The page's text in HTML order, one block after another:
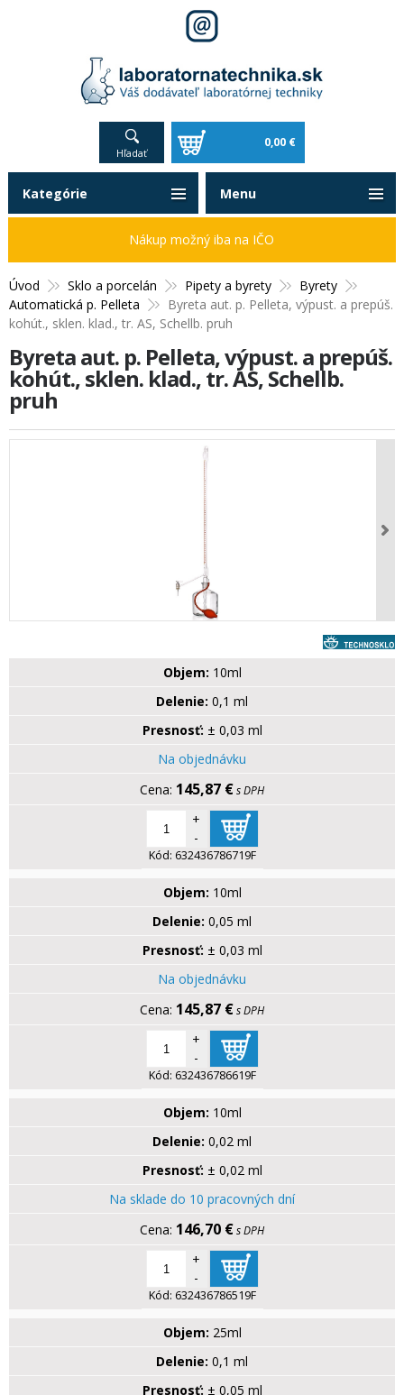
Hľadať
0,00 €
Úvod Sklo a porcelán Pipety a byrety
Byrety
Automatická p. Pelleta
Byreta aut. p. Pelleta, výpust. a prepúš.
kohút., sklen. klad., tr. AS, Schellb. pruh
Byreta aut. p. Pelleta, výpust. a prepúš.
kohút., sklen. klad., tr. AS, Schellb.
pruh
Objem: 10ml
Delenie: 0,1 ml
Presnosť: ± 0,03 ml
Na objednávku
145,87 €s DPH
+
-
Kód: 632436786719F
Objem: 10ml
Delenie: 0,05 ml
Presnosť: ± 0,03 ml
Na objednávku
145,87 €s DPH
+
-
Kód: 632436786619F
Objem: 10ml
Delenie: 0,02 ml
Presnosť: ± 0,02 ml
Na sklade do 10 pracovných dní
146,70 €s DPH
+
-
Kód: 632436786519F
Objem: 25ml
Delenie: 0,1 ml
Presnosť: ± 0,05 ml
Kategórie
Nákup možný iba na IČO
Menu